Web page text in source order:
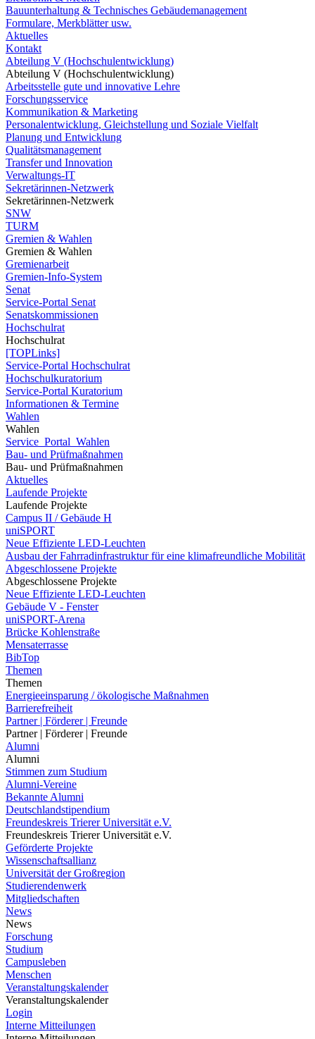
Bauunterhaltung & Technisches Gebäudemanagement
Formulare, Merkblätter usw.
Aktuelles
Kontakt
Abteilung V (Hochschulentwicklung)
Abteilung V (Hochschulentwicklung)
Arbeitsstelle gute und innovative Lehre
Forschungsservice
Kommunikation & Marketing
Personalentwicklung, Gleichstellung und Soziale Vielfalt
Planung und Entwicklung
Qualitätsmanagement
Transfer und Innovation
Verwaltungs-IT
Sekretärinnen-Netzwerk
Sekretärinnen-Netzwerk
SNW
TURM
Gremien & Wahlen
Gremien & Wahlen
Gremienarbeit
Gremien-Info-System
Senat
Service-Portal Senat
Senatskommissionen
Hochschulrat
Hochschulrat
[TOPLinks]
Service-Portal Hochschulrat
Hochschulkuratorium
Service-Portal Kuratorium
Informationen & Termine
Wahlen
Wahlen
Service_Portal_Wahlen
Bau- und Prüfmaßnahmen
Bau- und Prüfmaßnahmen
Aktuelles
Laufende Projekte
Laufende Projekte
Campus II / Gebäude H
uniSPORT
Neue Effiziente LED-Leuchten
Ausbau der Fahrradinfrastruktur für eine klimafreundliche Mobilität
Abgeschlossene Projekte
Abgeschlossene Projekte
Neue Effiziente LED-Leuchten
Gebäude V - Fenster
uniSPORT-Arena
Brücke Kohlenstraße
Mensaterrasse
BibTop
Themen
Themen
Energieeinsparung / ökologische Maßnahmen
Barrierefreiheit
Partner | Förderer | Freunde
Partner | Förderer | Freunde
Alumni
Alumni
Stimmen zum Studium
Alumni-Vereine
Bekannte Alumni
Deutschlandstipendium
Freundeskreis Trierer Universität e.V.
Freundeskreis Trierer Universität e.V.
Geförderte Projekte
Wissenschaftsallianz
Universität der Großregion
Studierendenwerk
Mitgliedschaften
News
News
Forschung
Studium
Campusleben
Menschen
Veranstaltungskalender
Veranstaltungskalender
Login
Interne Mitteilungen